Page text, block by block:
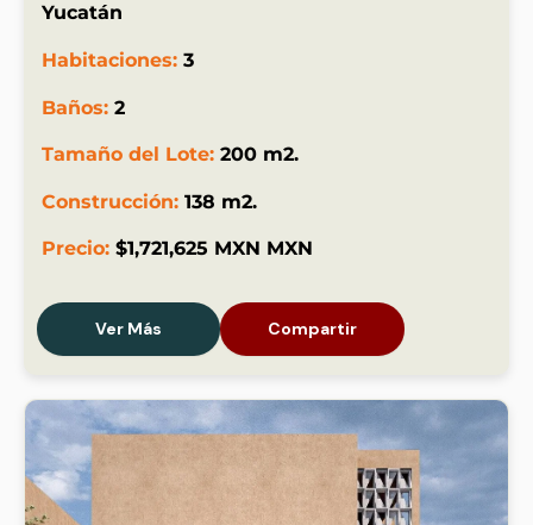
Yucatán
Habitaciones: 3
Baños: 2
Tamaño del Lote: 200 m2.
Construcción: 138 m2.
Precio: $1,721,625 MXN MXN
Ver Más Compartir